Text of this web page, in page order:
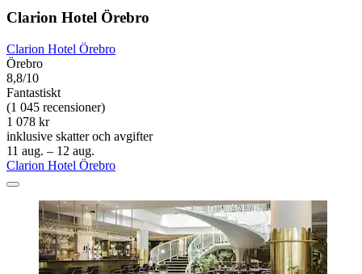
Clarion Hotel Örebro
Clarion Hotel Örebro
Örebro
8,8/10
Fantastiskt
(1 045 recensioner)
1 078 kr
inklusive skatter och avgifter
11 aug. – 12 aug.
Clarion Hotel Örebro